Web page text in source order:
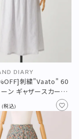
DIARY
刺繍"Vaato" 60
ン ギャザースカート
(税込)